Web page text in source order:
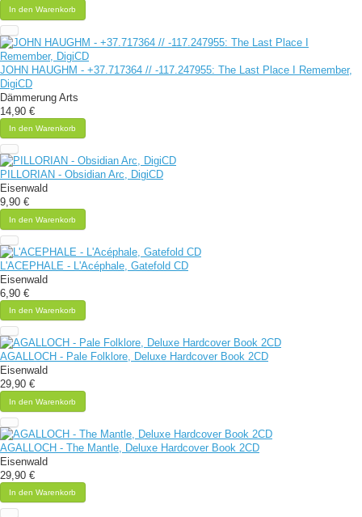
In den Warenkorb
JOHN HAUGHM - +37​.​717364 // -117​.​247955: The Last Place I Remember,
DigiCD
Dämmerung Arts
14,90 €
In den Warenkorb
PILLORIAN - Obsidian Arc, DigiCD
Eisenwald
9,90 €
In den Warenkorb
L'ACEPHALE - L'Acéphale, Gatefold CD
Eisenwald
6,90 €
In den Warenkorb
AGALLOCH - Pale Folklore, Deluxe Hardcover Book 2CD
Eisenwald
29,90 €
In den Warenkorb
AGALLOCH - The Mantle, Deluxe Hardcover Book 2CD
Eisenwald
29,90 €
In den Warenkorb